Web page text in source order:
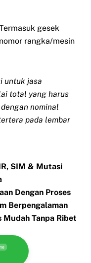
gesek
nomor rangka/mesin
untuk jasa
total yang harus
nominal
pada lembar
SIM & Mutasi
Dengan Proses
Berpengalaman
Mudah Tanpa Ribet